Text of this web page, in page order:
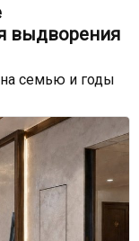
выдворения
семью и годы